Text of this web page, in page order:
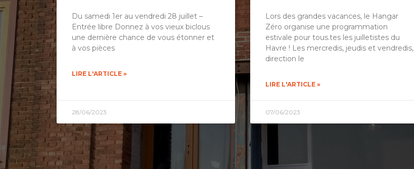
Du samedi 1er au vendredi 28 juillet –
Entrée libre Donnez à vos vieux biclous
une dernière chance de vous étonner et
à vos pièces
LIRE L'ARTICLE »
28/06/2023
Lors des grandes vacances, le Hangar
Zéro organise une programmation
estivale pour tous.tes les juilletistes du
Havre ! Les mercredis, jeudis et vendredis,
direction le
LIRE L'ARTICLE »
07/06/2023